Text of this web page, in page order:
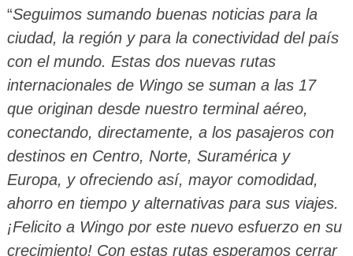
“Seguimos sumando buenas noticias para la
ciudad, la región y para la conectividad del país
con el mundo. Estas dos nuevas rutas
internacionales de Wingo se suman a las 17
que originan desde nuestro terminal aéreo,
conectando, directamente, a los pasajeros con
destinos en Centro, Norte, Suramérica y
Europa, y ofreciendo así, mayor comodidad,
ahorro en tiempo y alternativas para sus viajes.
¡Felicito a Wingo por este nuevo esfuerzo en su
crecimiento! Con estas rutas esperamos cerrar